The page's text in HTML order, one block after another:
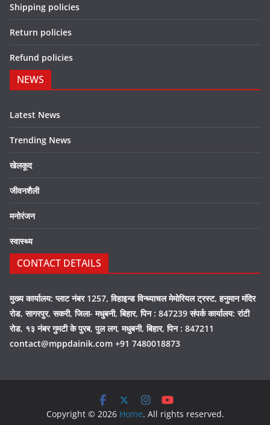
Shipping policies
Return policies
Refund policies
NEWS
Latest News
Trending News
खेलकूद
जीवनशैली
मनोरंजन
स्वास्थ्य
CONTACT DETAILS
मुख्य कार्यालय: प्लाट नंबर 1257, विहाइन्ड विन्ध्याचल मेमोरियल ट्रस्ट, हनुमान मंदिर
रोड, सागरपुर, सकरी, जिला- मधुबनी, बिहार, पिन : 847239 संपर्क कार्यालय: रांटी
रोड, १३ नंबर गुमटी के पुरब, पुल लग, मधुबनी, बिहार, पिन : 847211
contact@mppdainik.com +91 7480018873
Copyright © 2026 Home. All rights reserved.